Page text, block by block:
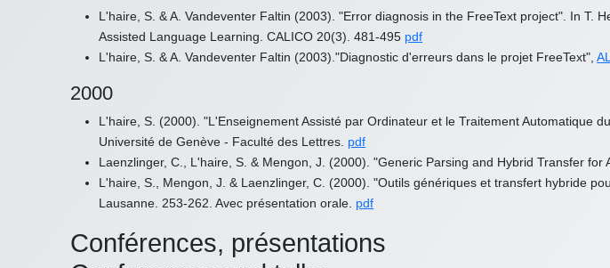
L'haire, S. & A. Vandeventer Faltin (2003). "Error diagnosis in the FreeText project". In T.
Assisted Language Learning. CALICO 20(3). 481-495 pdf
L'haire, S. & A. Vandeventer Faltin (2003)."Diagnostic d'erreurs dans le projet FreeText",
2000
L'haire, S. (2000). "L'Enseignement Assisté par Ordinateur et le Traitement Automatique
Université de Genève - Faculté des Lettres. pdf
Laenzlinger, C., L'haire, S. & Mengon, J. (2000). "Generic Parsing and Hybrid Transfer
L'haire, S., Mengon, J. & Laenzlinger, C. (2000). "Outils génériques et transfert hybride
Lausanne. 253-262. Avec présentation orale. pdf
Conférences, présentations